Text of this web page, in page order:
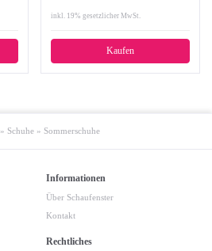
inkl. 19% gesetzlicher MwSt.
Kaufen
» Schuhe » Sommerschuhe
Informationen
Über Schaufenster
Kontakt
Rechtliches